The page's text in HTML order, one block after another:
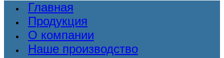
Главная
Продукция
О компании
Наше производство